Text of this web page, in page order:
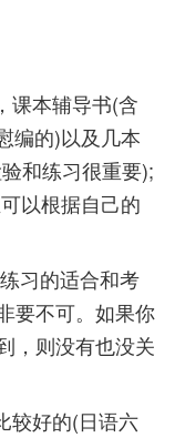
课本辅导书(含
编的)以及几本
和练习很重要);
以根据自己的
习的适合和考
要不可。如果你
，则没有也没关
较好的(日语六